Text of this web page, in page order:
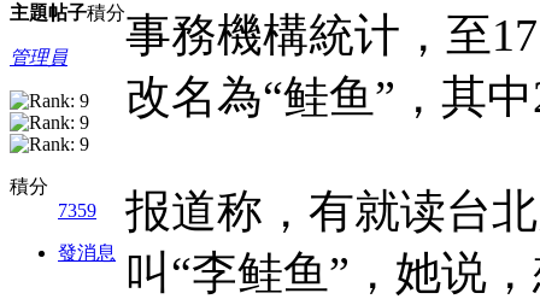
主題帖子積分
管理員
積分
7359
發消息
事務機構統计，至
改名為“鲑鱼”，其
报道称，有就读台
叫“李鲑鱼”，她说